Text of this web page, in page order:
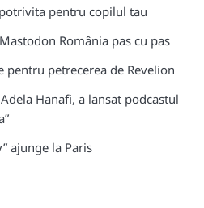
pentru copilul tau
România pas cu pas
petrecerea de Revelion
Hanafi, a lansat podcastul
ajunge la Paris